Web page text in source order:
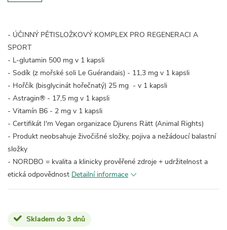
- ÚČINNÝ PĚTISLOŽKOVÝ KOMPLEX PRO REGENERACI A
SPORT
- L-glutamin 500 mg v 1 kapsli
- Sodík (z mořské soli Le Guérandais) - 11,3 mg v 1 kapsli
- Hořčík (bisglycinát hořečnatý) 25 mg - v 1 kapsli
- Astragin® - 17,5 mg v 1 kapsli
- Vitamín B6 - 2 mg v 1 kapsli
- Certifikát I'm Vegan organizace Djurens Rätt (Animal Rights)
- Produkt neobsahuje živočišné složky, pojiva a nežádoucí balastní
složky
- NORDBO = kvalita a klinicky prověřené zdroje + udržitelnost a
etická odpovědnost Detailní informace
Skladem do 3 dnů